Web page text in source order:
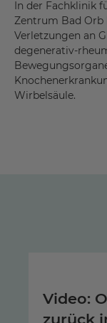
In der Fachklinik
Zentrum Bad
Verletzungen an
degenerativ-
Wirbelsäule.
Video:
zurück